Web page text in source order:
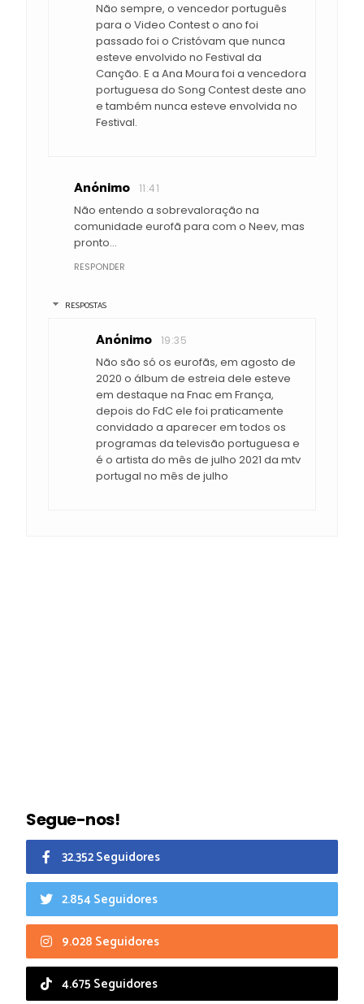
Não sempre, o vencedor português
para o Video Contest o ano foi
passado foi o Cristóvam que nunca
esteve envolvido no Festival da
Canção. E a Ana Moura foi a vencedora
portuguesa do Song Contest deste ano
e também nunca esteve envolvida no
Festival.
Anónimo 11:41
Não entendo a sobrevaloração na
comunidade eurofã para com o Neev, mas
pronto...
RESPONDER
RESPOSTAS
Anónimo 19:35
Não são só os eurofãs, em agosto de
2020 o álbum de estreia dele esteve
em destaque na Fnac em França,
depois do FdC ele foi praticamente
convidado a aparecer em todos os
programas da televisão portuguesa e
é o artista do mês de julho 2021 da mtv
portugal no mês de julho
Segue-nos!
32.352 Seguidores
2.854 Seguidores
9.028 Seguidores
4.675 Seguidores